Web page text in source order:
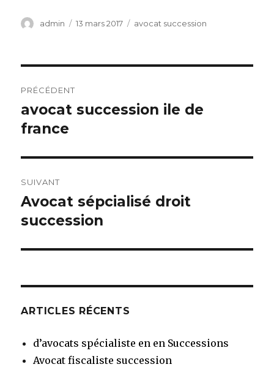
Auteur
admin
Publié
13 mars 2017 Catégories
avocat succession
de
l’article
PRÉCÉDENT
Article
précédent :
avocat succession ile de
france
SUIVANT
Article
suivant :
Avocat sépcialisé droit
succession
ARTICLES RÉCENTS
d’avocats spécialiste en en Successions
Avocat fiscaliste succession